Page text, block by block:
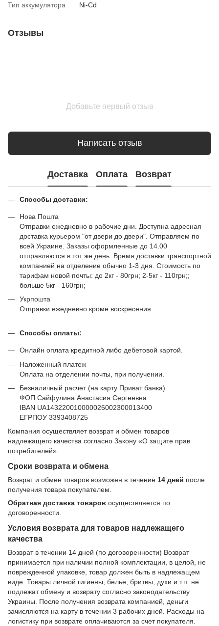
Тип аккумулятора Ni-Cd
Отзывы
Добавьте первый отзыв
Написать отзыв
Доставка Оплата Возврат
Способы доставки:
Нова Пошта
Отправки ежедневно в рабочие дни. Доступна адресная
доставка курьером "от двери до двери". Отправляем по
всей Украине. Заказы оформленные до 14.00
отправляются в тот же день. Время доставки транспортной
компанией на отделение обычно 1-3 дня. Стоимость по
тарифам новой почты: до 2кг - 80грн; 2-5кг - 110грн;;
больше 5кг - 160грн;
Укрпошта
Отправки ежедневно кроме воскресения
Способы оплаты:
Онлайн оплата кредитной либо дебетовой картой.
Наложенный платеж
Оплата на отделении почты, при получении.
Безналичный расчет (на карту Приват банка)
ФОП Сайфулина Анастасия Сергеевна
IBAN UA143220010000026002300013400
ЕГРПОУ 3393408725
Компания осуществляет возврат и обмен товаров
надлежащего качества согласно Закону «О защите прав
потребителей».
Сроки возврата и обмена
Возврат и обмен товаров возможен в течение 14 дней после
получения товара покупателем.
Обратная доставка товаров осуществляется по
договоренности.
Условия возврата для товаров надлежащего
качества
Возврат в течении 14 дней (по договоренности) Возврат
принимается при наличии полной комплектации, в целой, не
поврежденной упаковке, товар должен быть в надлежащем
виде. Товары личной гигиены, белье, бритвы, духи и.т.п. не
подлежат обмену и возврату согласно законодательству
Украины. После получения возврата компанией, деньги
зачисляются на карту в течении 3 рабочих дней. Расходы на
логистику при возврате оплачиваются за счет покупателя.